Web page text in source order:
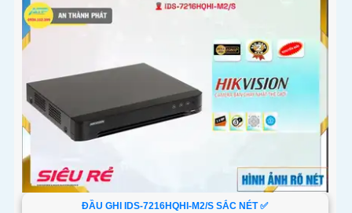
ĐẦU GHI IDS-7216HQHI-M2/S SẮC NÉT ✅